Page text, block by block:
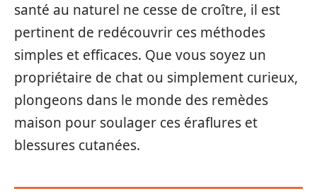
santé au naturel ne cesse de croître, il est
pertinent de redécouvrir ces méthodes
simples et efficaces. Que vous soyez un
propriétaire de chat ou simplement curieux,
plongeons dans le monde des remèdes
maison pour soulager ces éraflures et
blessures cutanées.